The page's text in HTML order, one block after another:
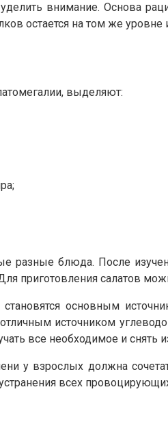
внимание. Основа
остается на том же уровне
выделяют:
разные блюда. После
приготовления салатов
основным
источником
все необходимое и снять
у взрослых должна
всех